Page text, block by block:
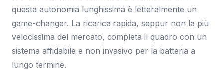
questa autonomia lunghissima è letteralmente un
game-changer. La ricarica rapida, seppur non la più
velocissima del mercato, completa il quadro con un
sistema affidabile e non invasivo per la batteria a
lungo termine.